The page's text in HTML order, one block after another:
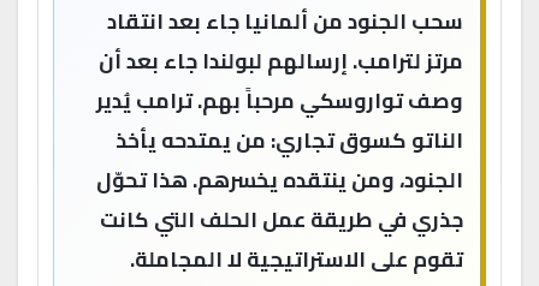
سحب الجنود من ألمانيا جاء بعد انتقاد
مرتز لترامب. إرسالهم لبولندا جاء بعد أن
وصف تواروسكي مرحباً بهم. ترامب يُدير
الناتو كسوق تجاري: من يمتدحه يأخذ
الجنود، ومن ينتقده يخسرهم. هذا تحوّل
جذري في طريقة عمل الحلف التي كانت
تقوم على الاستراتيجية لا المجاملة.